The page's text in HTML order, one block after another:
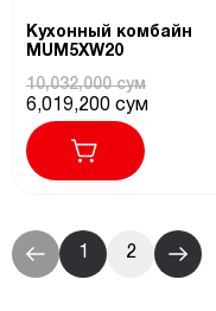
Кухонный комбайн
MUM5XW20
10,032,000 сум
6,019,200 сум
1 2